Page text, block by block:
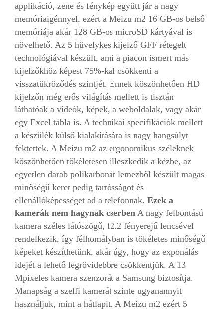
applikáció, zene és fénykép együtt jár a nagy
memóriaigénnyel, ezért a Meizu m2 16 GB-os belső
memóriája akár 128 GB-os microSD kártyával is
növelhető. Az 5 hüvelykes kijelző GFF rétegelt
technológiával készült, ami a piacon ismert más
kijelzőkhöz képest 75%-kal csökkenti a
visszatükröződés szintjét. Ennek köszönhetően HD
kijelzőn még erős világítás mellett is tisztán
láthatóak a videók, képek, a weboldalak, vagy akár
egy Excel tábla is. A technikai specifikációk mellett
a készülék külső kialakítására is nagy hangsúlyt
fektettek. A Meizu m2 az ergonomikus széleknek
köszönhetően tökéletesen illeszkedik a kézbe, az
egyetlen darab polikarbonát lemezből készült magas
minőségű keret pedig tartósságot és
ellenállóképességet ad a telefonnak. Ezek a
kamerák nem hagynak cserben A nagy felbontású
kamera széles látószögű, f2.2 fényerejű lencsével
rendelkezik, így félhomályban is tökéletes minőségű
képeket készíthetünk, akár úgy, hogy az exponálás
idejét a lehető legrövidebbre csökkentjük. A 13
Mpixeles kamera szenzorát a Samsung biztosítja.
Manapság a szelfi kamerát szinte ugyanannyit
használjuk, mint a hátlapit. A Meizu m2 ezért 5